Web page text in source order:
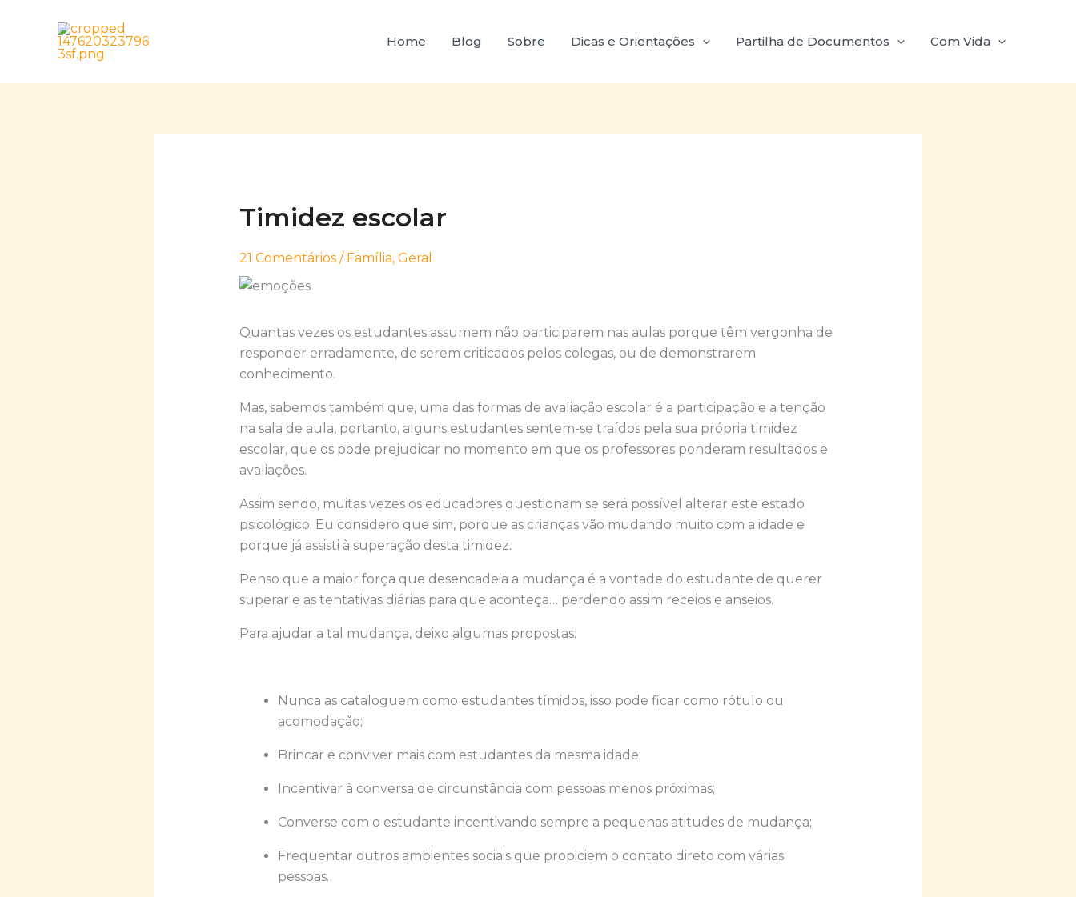
Home Blog Sobre Dicas e Orientações Partilha de Documentos Com Vida
Timidez escolar
21 Comentários / Família, Geral
Quantas vezes os estudantes assumem não participarem nas aulas porque têm vergonha de
responder erradamente, de serem criticados pelos colegas, ou de demonstrarem
conhecimento.
Mas, sabemos também que, uma das formas de avaliação escolar é a participação e a tenção
na sala de aula, portanto, alguns estudantes sentem-se traídos pela sua própria timidez
escolar, que os pode prejudicar no momento em que os professores ponderam resultados e
avaliações.
Assim sendo, muitas vezes os educadores questionam se será possível alterar este estado
psicológico. Eu considero que sim, porque as crianças vão mudando muito com a idade e
porque já assisti à superação desta timidez.
Penso que a maior força que desencadeia a mudança é a vontade do estudante de querer
superar e as tentativas diárias para que aconteça… perdendo assim receios e anseios.
Para ajudar a tal mudança, deixo algumas propostas:
Nunca as cataloguem como estudantes tímidos, isso pode ficar como rótulo ou
acomodação;
Brincar e conviver mais com estudantes da mesma idade;
Incentivar à conversa de circunstância com pessoas menos próximas;
Converse com o estudante incentivando sempre a pequenas atitudes de mudança;
Frequentar outros ambientes sociais que propiciem o contato direto com várias
pessoas.